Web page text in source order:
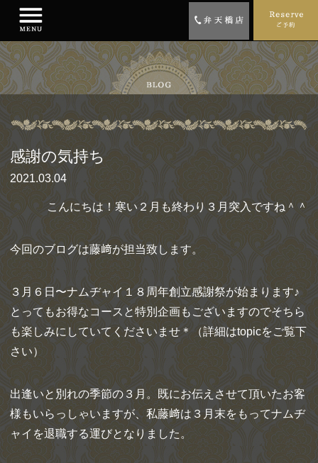
感謝の気持ち
2021.03.04
こんにちは！寒い２月も終わり３月突入ですね＾＾
今回のブログは藤﨑が担当致します。
３月６日〜ナムヂャイ１８周年創立感謝祭が始まります♪
とってもお得なコースと特別企画もございますのでそちら
も楽しみにしていてくださいませ＊（詳細はtopicをご覧下
さい）
出逢いと別れの季節の３月。既にお伝えさせて頂いたお客
様もいらっしゃいますが、私藤﨑は３月末をもってナムヂ
ャイを退職する運びとなりました。